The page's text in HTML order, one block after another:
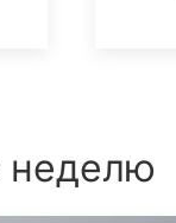
неделю